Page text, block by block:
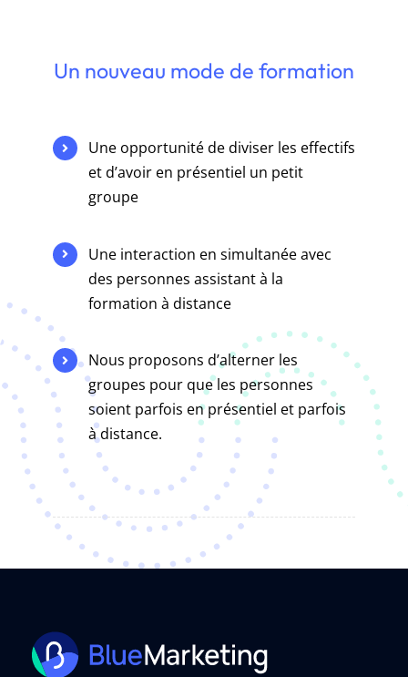
Un nouveau mode de formation
Une opportunité de diviser les effectifs
et d’avoir en présentiel un petit
groupe
Une interaction en simultanée avec
des personnes assistant à la
formation à distance
Nous proposons d’alterner les
groupes pour que les personnes
soient parfois en présentiel et parfois
à distance.